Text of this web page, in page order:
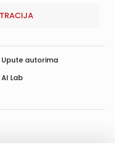
Upute autorima
AI Lab